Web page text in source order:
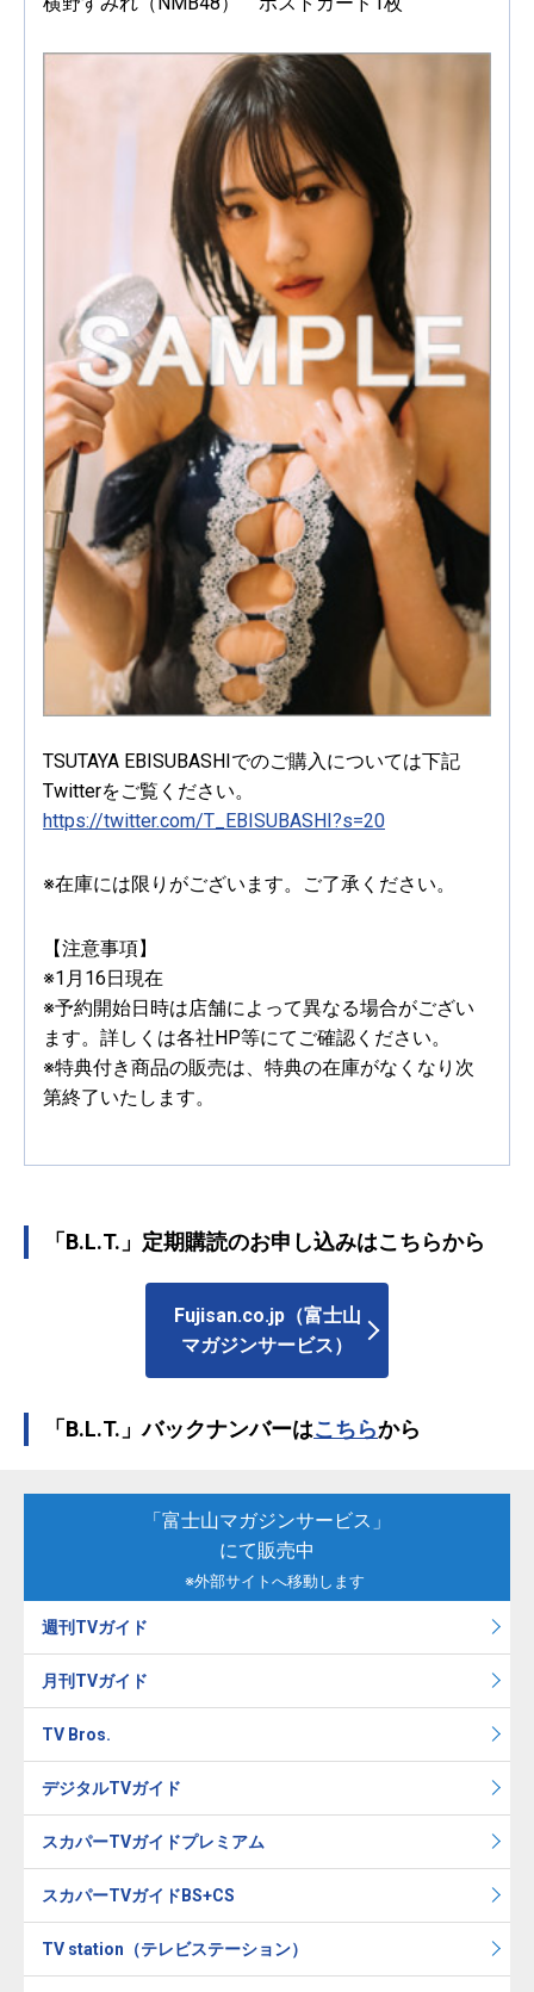
TSUTAYA EBISUBASHIでのご購入については下記
Twitterをご覧ください。
https://twitter.com/T_EBISUBASHI?s=20
※在庫には限りがございます。ご了承ください。
【注意事項】
※1月16日現在
※予約開始日時は店舗によって異なる場合がござい
ます。詳しくは各社HP等にてご確認ください。
※特典付き商品の販売は、特典の在庫がなくなり次
第終了いたします。
「B.L.T.」定期購読のお申し込みはこちらから
Fujisan.co.jp（富士山
マガジンサービス）
「B.L.T.」バックナンバーはこちらから
「富士山マガジンサービス」
にて販売中
※外部サイトへ移動します
週刊TVガイド
月刊TVガイド
TV Bros.
デジタルTVガイド
スカパーTVガイドプレミアム
スカパーTVガイドBS+CS
TV station（テレビステーション）